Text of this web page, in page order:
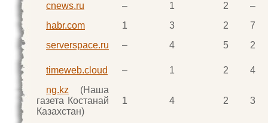
cnews.ru
– 1 2
–
habr.com
1 3 2
7
serverspace.ru
– 4 5 2
timeweb.cloud – 1 2
4
ng.kz (Наша
газета Костанай
Казахстан)
1 4 2 3